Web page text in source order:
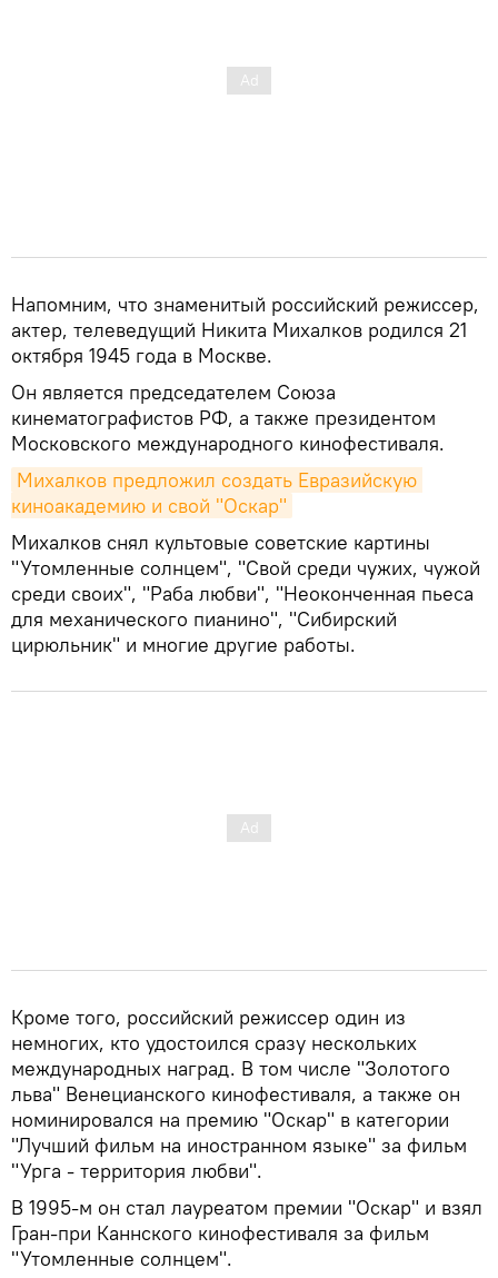
Напомним, что знаменитый российский режиссер,
актер, телеведущий Никита Михалков родился 21
октября 1945 года в Москве.
Он является председателем Союза
кинематографистов РФ, а также президентом
Московского международного кинофестиваля.
Михалков предложил создать Евразийскую
киноакадемию и свой "Оскар"
Михалков снял культовые советские картины
"Утомленные солнцем", "Свой среди чужих, чужой
среди своих", "Раба любви", "Неоконченная пьеса
для механического пианино", "Сибирский
цирюльник" и многие другие работы.
Кроме того, российский режиссер один из
немногих, кто удостоился сразу нескольких
международных наград. В том числе "Золотого
льва" Венецианского кинофестиваля, а также он
номинировался на премию "Оскар" в категории
"Лучший фильм на иностранном языке" за фильм
"Урга - территория любви".
В 1995-м он стал лауреатом премии "Оскар" и взял
Гран-при Каннского кинофестиваля за фильм
"Утомленные солнцем".